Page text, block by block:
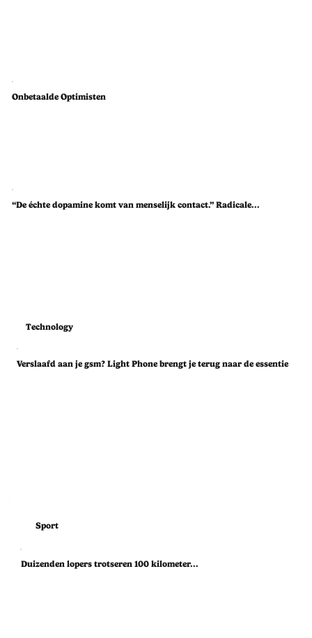
Onbetaalde Optimisten
“De échte dopamine komt van menselijk contact.” Radicale...
Technology
Verslaafd aan je gsm? Light Phone brengt je terug naar de essentie
Sport
Duizenden lopers trotseren 100 kilometer...